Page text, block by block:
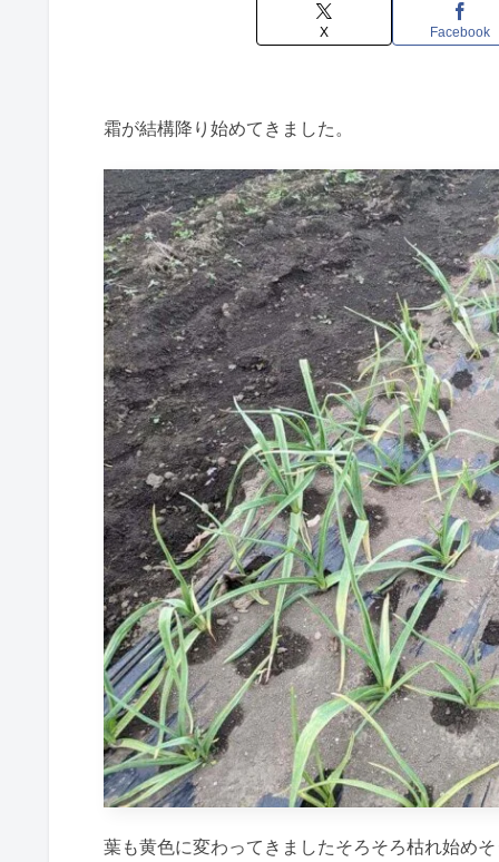
X Facebook
霜が結構降り始めてきました。
葉も黄色に変わってきましたそろそろ枯れ始め